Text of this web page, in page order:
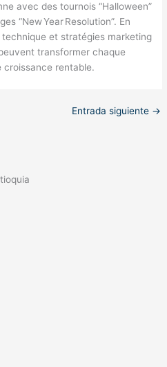
avec des tournois “Halloween”
“New Year Resolution”. En
et stratégies marketing
transformer chaque
croissance rentable.
Entrada siguiente →